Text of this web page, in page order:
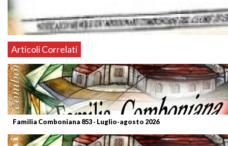
Articoli Correlati
Familia Comboniana 853 - Luglio-agosto 2026